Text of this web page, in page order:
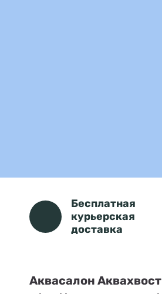
Бесплатная
курьерская
доставка
Аквасалон Аквахвост